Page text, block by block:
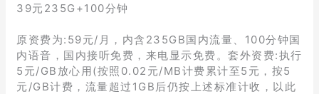
39元235G+100分钟
原资费为:59元/月，内含235GB国内流量、100分钟国
内语音，国内接听免费，来电显示免费。套外资费:执行
5元/GB放心用(按照0.02元/MB计费累计至5元，按5
元/GB计费，流量超过1GB后仍按上述标准计收，以此